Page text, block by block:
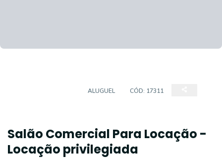
ALUGUEL CÓD: 17311
Salão Comercial Para Locação -
Locação privilegiada